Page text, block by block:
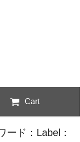
Cart
ード：Label：